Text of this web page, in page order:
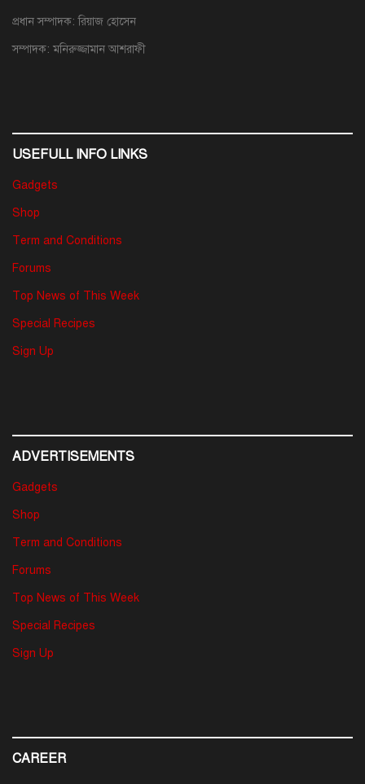
প্রধান সম্পাদক: রিয়াজ হোসেন
সম্পাদক: মনিরুজ্জামান আশরাফী
USEFULL INFO LINKS
Gadgets
Shop
Term and Conditions
Forums
Top News of This Week
Special Recipes
Sign Up
ADVERTISEMENTS
Gadgets
Shop
Term and Conditions
Forums
Top News of This Week
Special Recipes
Sign Up
CAREER